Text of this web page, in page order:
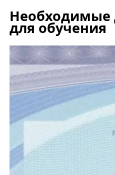
Необходимые
для обучения